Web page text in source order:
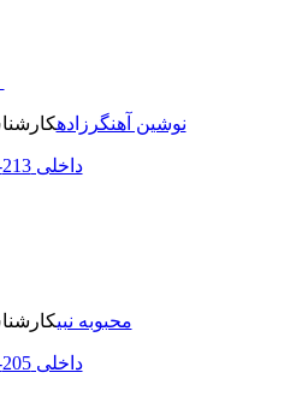
نوشین آهنگرزاده
داخلی213-214
محبوبه نبی
داخلی205-206